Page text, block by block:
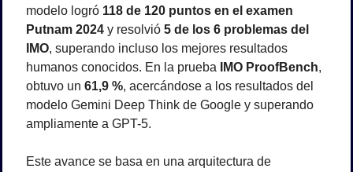
modelo logró 118 de 120 puntos en el examen
Putnam 2024 y resolvió 5 de los 6 problemas del
IMO, superando incluso los mejores resultados
humanos conocidos. En la prueba
IMO ProofBench,
obtuvo un 61,9 %, acercándose a los resultados del
modelo Gemini Deep Think de Google y superando
ampliamente a GPT-5.